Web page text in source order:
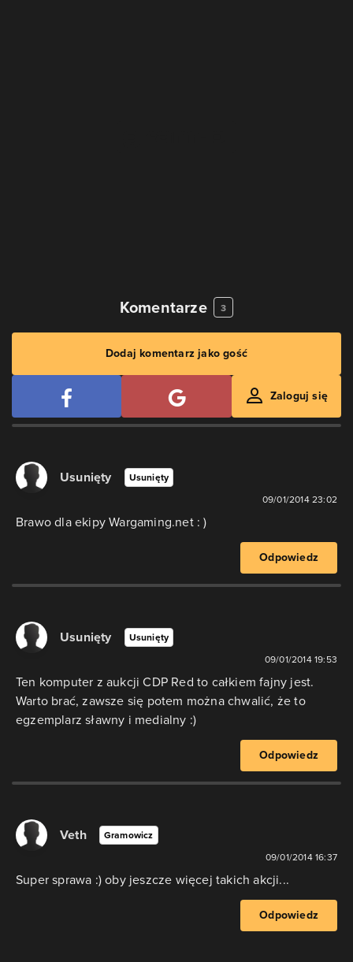
Komentarze 3
Dodaj komentarz jako gość
Zaloguj się
Usunięty Usunięty
09/01/2014 23:02
Brawo dla ekipy Wargaming.net : )
Odpowiedz
Usunięty Usunięty
09/01/2014 19:53
Ten komputer z aukcji CDP Red to całkiem fajny jest.
Warto brać, zawsze się potem można chwalić, że to
egzemplarz sławny i medialny :)
Odpowiedz
Veth Gramowicz
09/01/2014 16:37
Super sprawa :) oby jeszcze więcej takich akcji...
Odpowiedz